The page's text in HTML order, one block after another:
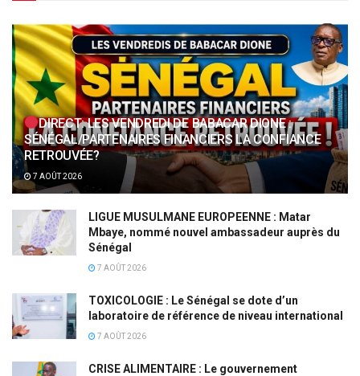
DIRECT: LES VENDREDI DE BABACAR DIONE :
SÉNÉGAL/PARTENAIRES FINANCIERS LA CONFIANCE
RETROUVÉE?
7 AOÛT 2026
LIGUE MUSULMANE EUROPEENNE : Matar
Mbaye, nommé nouvel ambassadeur auprès du
Sénégal
7 AOÛT 2026
TOXICOLOGIE : Le Sénégal se dote d’un
laboratoire de référence de niveau international
7 AOÛT 2026
CRISE ALIMENTAIRE : Le gouvernement